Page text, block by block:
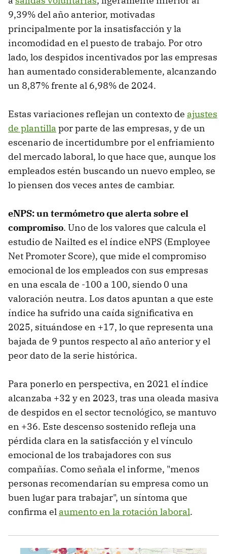
9,39% del año anterior, motivadas
principalmente por la insatisfacción y la
incomodidad en el puesto de trabajo. Por otro
lado, los despidos incentivados por las empresas
han aumentado considerablemente, alcanzando
un 8,87% frente al 6,98% de 2024.
Estas variaciones reflejan un contexto de ajustes
de plantilla por parte de las empresas, y de un
escenario de incertidumbre por el enfriamiento
del mercado laboral, lo que hace que, aunque los
empleados estén buscando un nuevo empleo, se
lo piensen dos veces antes de cambiar.
eNPS: un termómetro que alerta sobre el
compromiso. Uno de los valores que calcula el
estudio de Nailted es el índice eNPS (Employee
Net Promoter Score), que mide el compromiso
emocional de los empleados con sus empresas
en una escala de -100 a 100, siendo 0 una
valoración neutra. Los datos apuntan a que este
índice ha sufrido una caída significativa en
2025, situándose en +17, lo que representa una
bajada de 9 puntos respecto al año anterior y el
peor dato de la serie histórica.
Para ponerlo en perspectiva, en 2021 el índice
alcanzaba +32 y en 2023, tras una oleada masiva
de despidos en el sector tecnológico, se mantuvo
en +36. Este descenso sostenido refleja una
pérdida clara en la satisfacción y el vínculo
emocional de los trabajadores con sus
compañías. Como señala el informe, "menos
personas recomendarían su empresa como un
buen lugar para trabajar", un síntoma que
confirma el aumento en la rotación laboral.